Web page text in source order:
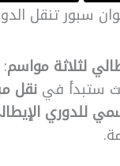
سبور تنقل
لثلاثة مواسم
ستبدأ في نقل
للدوري